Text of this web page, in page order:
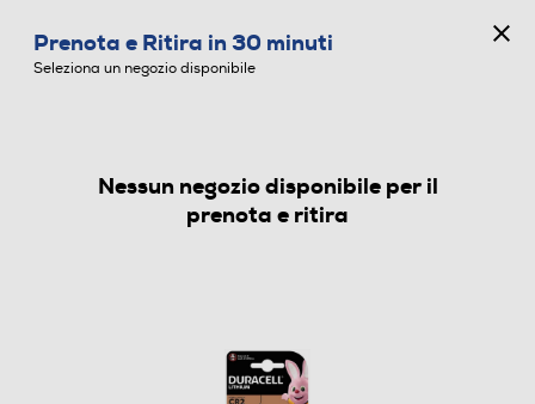
PILE-BATTERIE
Prenota e Ritira in 30 minuti
Seleziona un negozio disponibile
Nessun negozio disponibile per il
prenota e ritira